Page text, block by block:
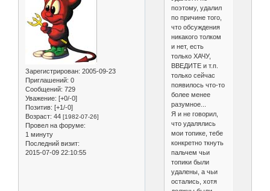
Зарегистрирован: 2005-09-23
Приглашений: 0
Сообщений: 729
Уважение: [+0/-0]
Позитив: [+1/-0]
Возраст: 44 [1982-07-26]
Провел на форуме:
1 минуту
Последний визит:
2015-07-09 22:10:55
поэтому, удалил
по причине того,
что обсуждения
никакого толком
и нет, есть
только ХАЧУ,
ВВЕДИТЕ и т.п.
только сейчас
появилось что-то
более менее
разумное...
Я и не говорил,
что удалялись
мои топике, тебе
конкретно ткнуть
пальчем чьи
топики были
удалены, а чьи
остались, хотя